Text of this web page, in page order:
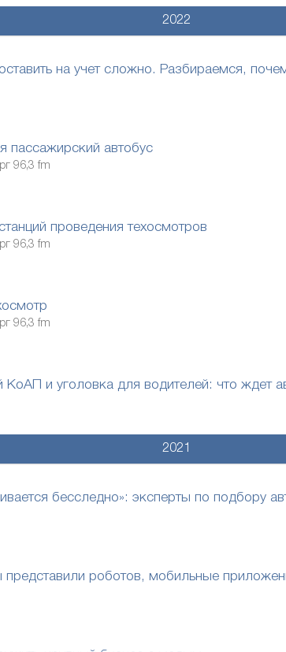
2022
на учет сложно. Разбираемся,
пассажирский автобус
96,3 fm
проведения техосмотров
96,3 fm
96,3 fm
и уголовка для водителей: что ждет
2021
бесследно»: эксперты по подбору
роботов, мобильные